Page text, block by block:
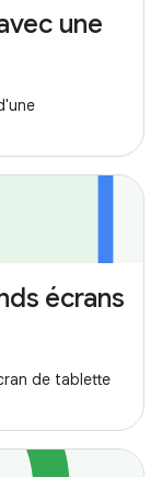
une
écrans
de tablette